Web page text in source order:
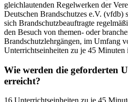
gleichlautenden Regelwerken der
Deutschen Brandschutzes e.V.
sich Brandschutzbeauftragte
den Besuch von themen- oder
Brandschutzlehrgängen, im Umfang
Unterrichtseinheiten zu je 45 Minuten
Wie werden die geforderten
erreicht?